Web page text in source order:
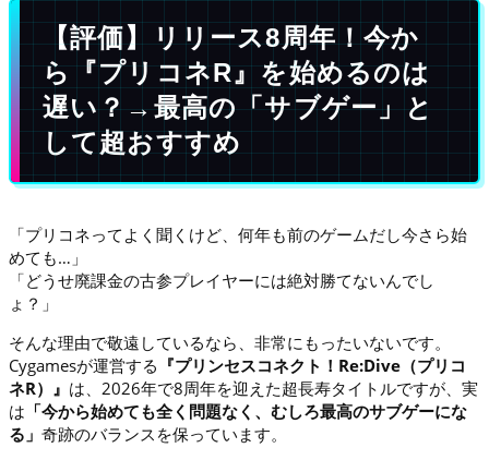
【評価】リリース8周年！今か
ら『プリコネR』を始めるのは
遅い？→最高の「サブゲー」と
して超おすすめ
「プリコネってよく聞くけど、何年も前のゲームだし今さら始
めても…」
「どうせ廃課金の古参プレイヤーには絶対勝てないんでし
ょ？」
そんな理由で敬遠しているなら、非常にもったいないです。
Cygamesが運営する 『プリンセスコネクト！Re:Dive（プリコ
ネR）』 は、2026年で8周年を迎えた超長寿タイトルですが、実
は 「今から始めても全く問題なく、むしろ最高のサブゲーにな
る」 奇跡のバランスを保っています。